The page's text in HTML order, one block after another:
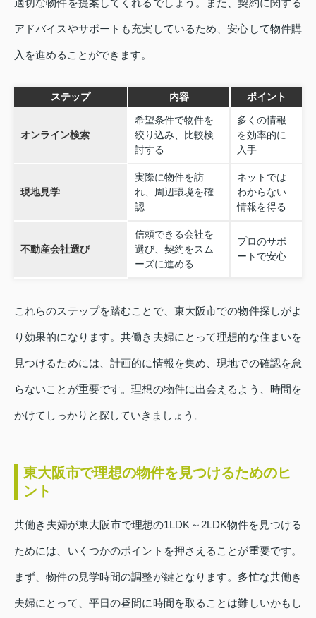
適切な物件を提案してくれるでしょう。また、契約に関する
アドバイスやサポートも充実しているため、安心して物件購
入を進めることができます。
ステップ 内容 ポイント
オンライン検索
希望条件で物件を
絞り込み、比較検
討する
多くの情報
を効率的に
入手
現地見学
実際に物件を訪
れ、周辺環境を確
認
ネットでは
わからない
情報を得る
不動産会社選び
信頼できる会社を
選び、契約をスム
ーズに進める
プロのサポ
ートで安心
これらのステップを踏むことで、東大阪市での物件探しがよ
り効果的になります。共働き夫婦にとって理想的な住まいを
見つけるためには、計画的に情報を集め、現地での確認を怠
らないことが重要です。理想の物件に出会えるよう、時間を
かけてしっかりと探していきましょう。
東大阪市で理想の物件を見つけるためのヒ
ント
共働き夫婦が東大阪市で理想の1LDK～2LDK物件を見つける
ためには、いくつかのポイントを押さえることが重要です。
まず、物件の見学時間の調整が鍵となります。多忙な共働き
夫婦にとって、平日の昼間に時間を取ることは難しいかもし